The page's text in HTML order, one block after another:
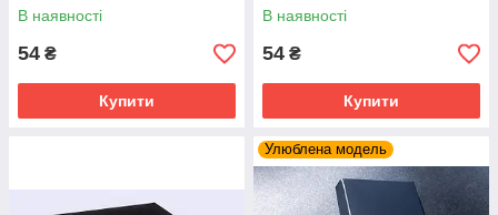
В наявності
54 ₴
Купити
В наявності
54 ₴
Купити
Улюблена модель